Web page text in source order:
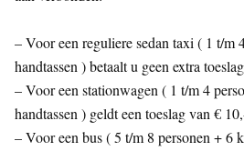
– Voor een reguliere sedan taxi ( 1 t/m
handtassen ) betaalt u geen extra
– Voor een stationwagen ( 1 t/m 4
handtassen ) geldt een toeslag van €
– Voor een bus ( 5 t/m 8 personen + 6